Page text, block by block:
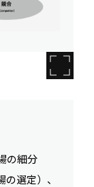
の細分
選定）、